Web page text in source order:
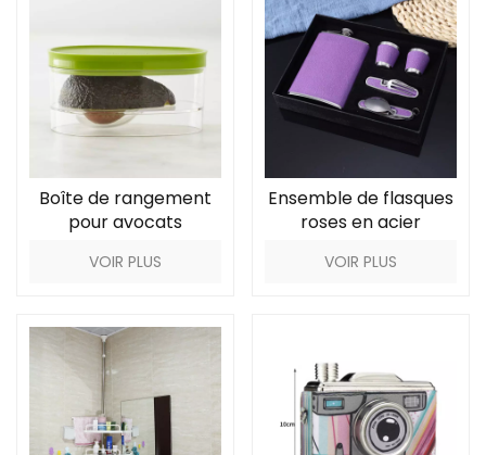
Boîte de rangement
pour avocats
VOIR PLUS
Ensemble de flasques
roses en acier
VOIR PLUS